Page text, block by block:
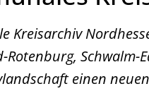
Kreisarchiv
Rotenburg,
einen